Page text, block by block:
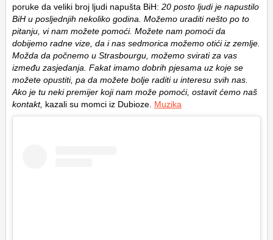
poruke da veliki broj ljudi napušta BiH: 20 posto ljudi je napustilo
BiH u posljednjih nekoliko godina. Možemo uraditi nešto po to
pitanju, vi nam možete pomoći. Možete nam pomoći da
dobijemo radne vize, da i nas sedmorica možemo otići iz zemlje.
Možda da počnemo u Strasbourgu, možemo svirati za vas
između zasjedanja. Fakat imamo dobrih pjesama uz koje se
možete opustiti, pa da možete bolje raditi u interesu svih nas.
Ako je tu neki premijer koji nam može pomoći, ostavit ćemo naš
kontakt, kazali su momci iz Dubioze. Muzika